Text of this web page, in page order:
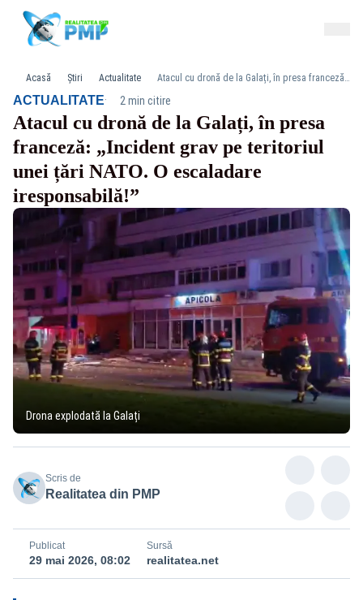
Acasă Știri Actualitate Atacul cu dronă de la Galați, în presa franceză: „Incident grav pe teritoriul unei țări NATO. O escaladare iresponsabilă!”
ACTUALITATE· 2 min citire
Atacul cu dronă de la Galați, în presa
franceză: „Incident grav pe teritoriul
unei țări NATO. O escaladare
iresponsabilă!”
Drona explodată la Galați
Scris de
Realitatea din PMP
Publicat
29 mai 2026, 08:02
Sursă
realitatea.net